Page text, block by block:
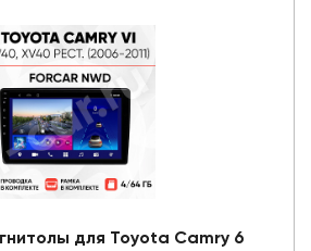
для Toyota Camry 6